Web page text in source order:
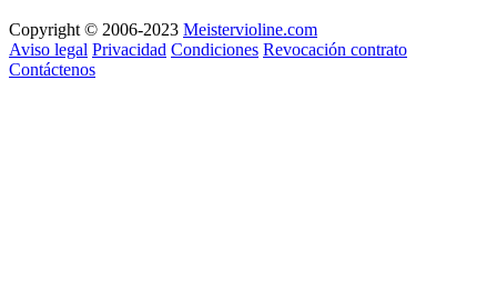
Copyright © 2006-2023 Meistervioline.com
Aviso legal Privacidad Condiciones Revocación contrato
Contáctenos